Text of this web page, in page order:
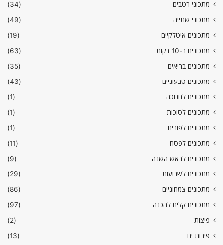
מתכוני רטבים
(34)
מתכוני שתייה
(49)
מתכונים איטלקיים
(19)
מתכונים ב-10 דקות
(63)
מתכונים בריאים
(35)
מתכונים טבעוניים
(43)
מתכונים לחנוכה
(1)
מתכונים לסוכות
(1)
מתכונים לפורים
(1)
מתכונים לפסח
(11)
מתכונים לראש השנה
(9)
מתכונים לשבועות
(29)
מתכונים צמחוניים
(86)
מתכונים קלים להכנה
(97)
פיצות
(2)
פירות ים
(13)